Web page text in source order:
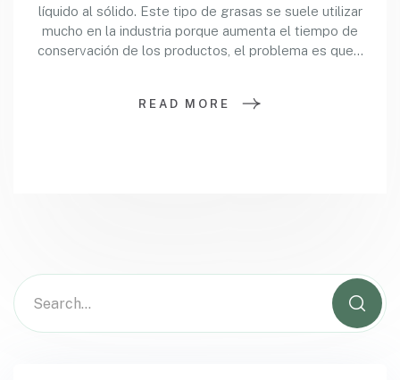
líquido al sólido. Este tipo de grasas se suele utilizar
mucho en la industria porque aumenta el tiempo de
conservación de los productos, el problema es que…
READ MORE